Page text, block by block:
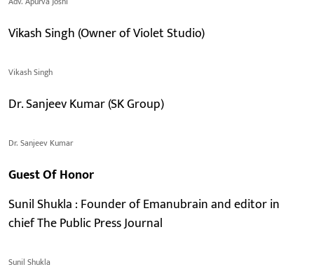
Vikash Singh (Owner of Violet Studio)
Vikash Singh
Dr. Sanjeev Kumar (SK Group)
Dr. Sanjeev Kumar
Guest Of Honor
Sunil Shukla : Founder of Emanubrain and editor in
chief The Public Press Journal
Sunil Shukla